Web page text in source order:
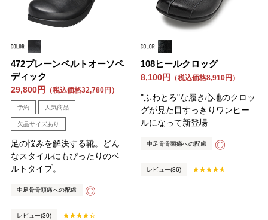
472プレーンベルトオーソペ
ディック
29,800円 （税込価格32,780円）
予約 人気商品
欠品サイズあり
足の悩みを解決する靴。どん
なスタイルにもぴったりのベ
ルトタイプ。
中足骨骨頭痛への配慮 ◎
レビュー(30)
108ヒールクロッグ
8,100円 （税込価格8,910円）
"ふわとろ"な履き心地のクロッ
グが見た目すっきりワンヒー
ルになって新登場
中足骨骨頭痛への配慮 ◎
レビュー(86)